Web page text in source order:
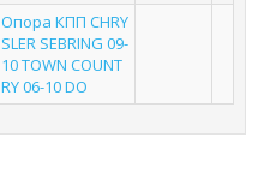
Опора КПП CHRY
SLER SEBRING 09-
10 TOWN COUNT
RY 06-10 DO